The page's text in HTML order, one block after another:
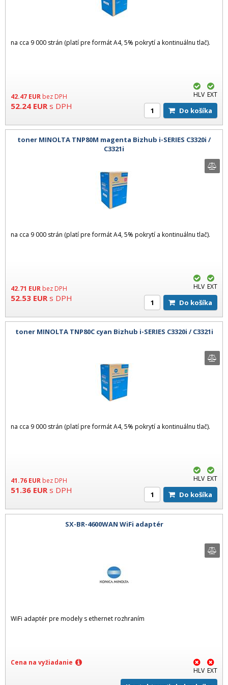
na cca 9 000 strán (platí pre formát A4, 5% pokrytí a kontinuálnu tlač).
42.47 EUR bez DPH
52.24 EUR s DPH
HLV EXT
Do košíka
toner MINOLTA TNP80M magenta Bizhub i-SERIES C3320i /
C3321i
na cca 9 000 strán (platí pre formát A4, 5% pokrytí a kontinuálnu tlač).
42.71 EUR bez DPH
52.53 EUR s DPH
HLV EXT
Do košíka
toner MINOLTA TNP80C cyan Bizhub i-SERIES C3320i / C3321i
na cca 9 000 strán (platí pre formát A4, 5% pokrytí a kontinuálnu tlač).
41.76 EUR bez DPH
51.36 EUR s DPH
HLV EXT
Do košíka
SX-BR-4600WAN WiFi adaptér
WiFi adaptér pre modely s ethernet rozhraním
Cena na vyžiadanie
HLV EXT